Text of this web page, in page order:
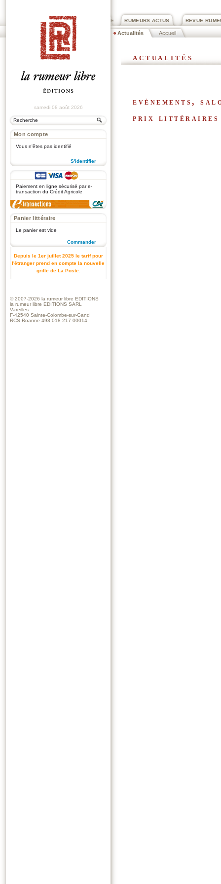
REVUE
RUMEURS ACTUS
PRIX ROGER DEXTRE
Actualités Accueil
samedi 08 août 2026
Mon compte
Vous n'êtes pas identifié
S'identifier
Paiement en ligne sécurisé par e-
transaction du Crédit Agricole
Panier littéraire
Le panier est vide
Commander
Depuis le 1er juillet 2025 le tarif pour
l'étranger prend en compte la nouvelle
grille de La Poste.
actualités
evènements,
prix littéraires
© 2007-2026 la rumeur libre EDITIONS
la rumeur libre EDITIONS SARL
Vareilles
F-42540 Sainte-Colombe-sur-Gand
RCS Roanne 498 018 217 00014